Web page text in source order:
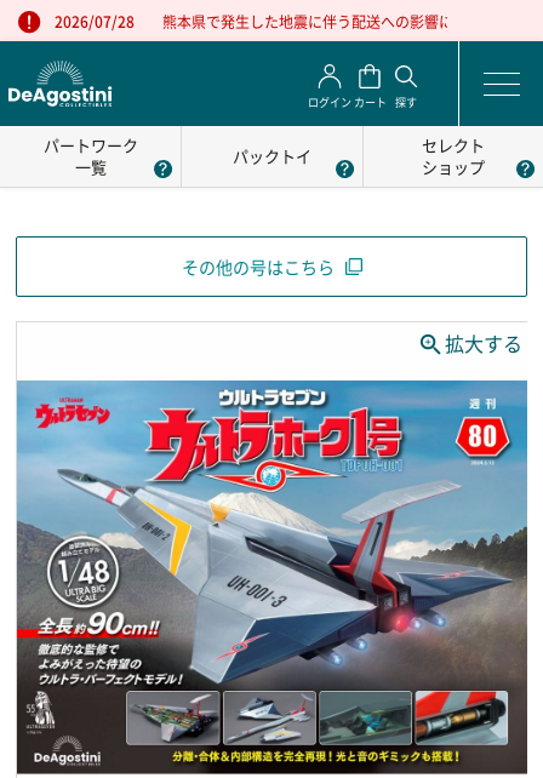
2026/07/28 熊本県で発生した地震に伴う配送への影響について
ログイン カート 探す
パートワーク
一覧
パックトイ
セレクト
ショップ
その他の号はこちら